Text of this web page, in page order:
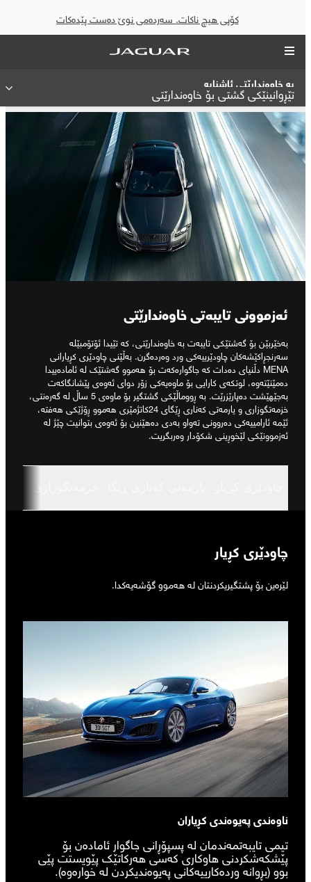
کۆپی هیچ ناکات. سەردەمی نوێ دەست پێدەکات
بە خاوەندارێتی ئاشنابە
تێڕوانینێکی گشتی بۆ خاوەندارێتی
ئەزموونی تایبەتی خاوەندارێتی
بەخێربێن بۆ گەشتێکی تایبەت بە خاوەندارێتی، کە تێیدا ئۆتۆمبێلە
سەرنجڕاکێشەکان چاودێرییەکی ورد وەردەگرن. بەڵێنی چاودێری کڕیارانی
MENA دڵنیای دەدات کە جاگوارەکەت بۆ هەموو گەشتێک لە ئامادەییدا
دەمێنێتەوە، لوتکەی کارایی بۆ ماوەیەکی زۆر دوای ئەوەی پێشانگاکەت
بەجێهێشت دەپارێزرێت. بە ڕووماڵێکی گشتگیر بۆ ماوەی 5 ساڵ لە گەرەنتی،
خزمەتگوزاری و یارمەتی کەناری ڕێگای 24کاتژمێری هەموو ڕۆژێکی هەفتە،
ئێمە ئارامییەکی دەروونی تەواو بەدی دەهێنین بۆ ئەوەی بتوانیت چێژ لە
ئەزموونێکی لێخوڕینی شکۆدار وەربگریت.
چاودێری کڕیار
لێرەین بۆ پشتگیریکردنتان لە هەموو گۆشەیەکدا.
ناوەندی پەیوەندی کڕیاران
تیمی تایبەتمەندمان لە پسپۆڕانی جاگوار ئامادەن بۆ
پێشکەشکردنی هاوکاری کەسی هەرکاتێک پێویستت پێی
بوو (بڕوانە وردەکارییەکانی پەیوەندیکردن لە خوارەوە).